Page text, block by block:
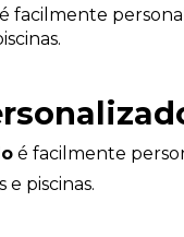
facilmente
é facilmente
e piscinas.